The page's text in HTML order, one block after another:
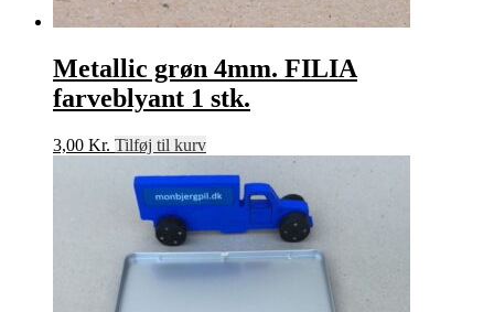
Metallic grøn 4mm. FILIA
farveblyant 1 stk.
3,00 Kr. Tilføj til kurv